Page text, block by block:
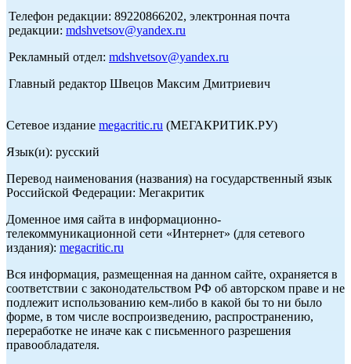
Телефон редакции: 89220866202, электронная почта
редакции: mdshvetsov@yandex.ru
Рекламный отдел: mdshvetsov@yandex.ru
Главный редактор Швецов Максим Дмитриевич
Сетевое издание megacritic.ru (МЕГАКРИТИК.РУ)
Язык(и): русский
Перевод наименования (названия) на государственный язык
Российской Федерации: Мегакритик
Доменное имя сайта в информационно-
телекоммуникационной сети «Интернет» (для сетевого
издания): megacritic.ru
Вся информация, размещенная на данном сайте, охраняется в
соответствии с законодательством РФ об авторском праве и не
подлежит использованию кем-либо в какой бы то ни было
форме, в том числе воспроизведению, распространению,
переработке не иначе как с письменного разрешения
правообладателя.